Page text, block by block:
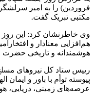
فروردین) را به امیر
مکتبی تبریک گفت.
وی خاطرنشان کرد: این روز
هم‌افزایی معنادار و
هوشمندانه و تاریخی حضرت امام خمینی (ره) در سال ۱۳۵۸ است که توطئه ضد
رییس ستاد کل نیروهای
پیوسته توأم با باور و
عرصه‌های زمینی، دریایی،